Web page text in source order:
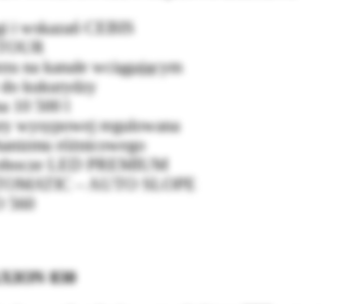
i wskazań CEBIS
na kanale wciągającym
do kukurydzy
10 500 l
wysypowej regulowana
różnicowego
LED PREMIUM
– AUTO SLOPE
560
830